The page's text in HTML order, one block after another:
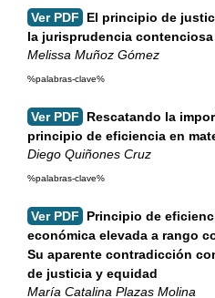
Ver PDF
El principio de
la jurisprudencia
Melissa Muñoz Gómez
%palabras-clave%
Ver PDF
Rescatando la
principio de eficiencia en
Diego Quiñones Cruz
%palabras-clave%
Ver PDF
Principio de
económica elevada a rango
Su aparente contradicción
de justicia y equidad
María Catalina Plazas Molina